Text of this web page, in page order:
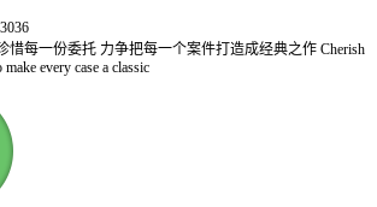
惜每一份委托 力争把每一个案件打造成经典之作 Cherish
every case a classic